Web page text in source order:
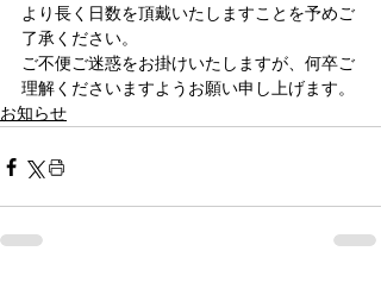
より長く日数を頂戴いたしますことを予めご
了承ください。
ご不便ご迷惑をお掛けいたしますが、何卒ご
理解くださいますようお願い申し上げます。
お知らせ